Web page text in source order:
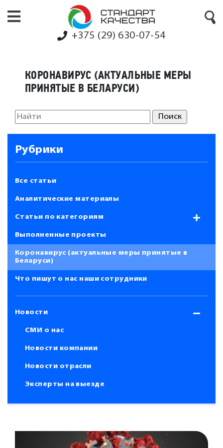
+375 (29) 630-07-54
КОРОНАВИРУС (АКТУАЛЬНЫЕ МЕРЫ
ПРИНЯТЫЕ В БЕЛАРУСИ)
Рубрики
Все статьи
Аналитические материалы
Статьи по категориям
Выполненные проекты
Коронавирус (актуальные меры принятые в
Беларуси)
Что пишут о нас наши сотрудники
Новости
СМИ о нас
Новости компании
Новости отрасли
Эксперты на выезде